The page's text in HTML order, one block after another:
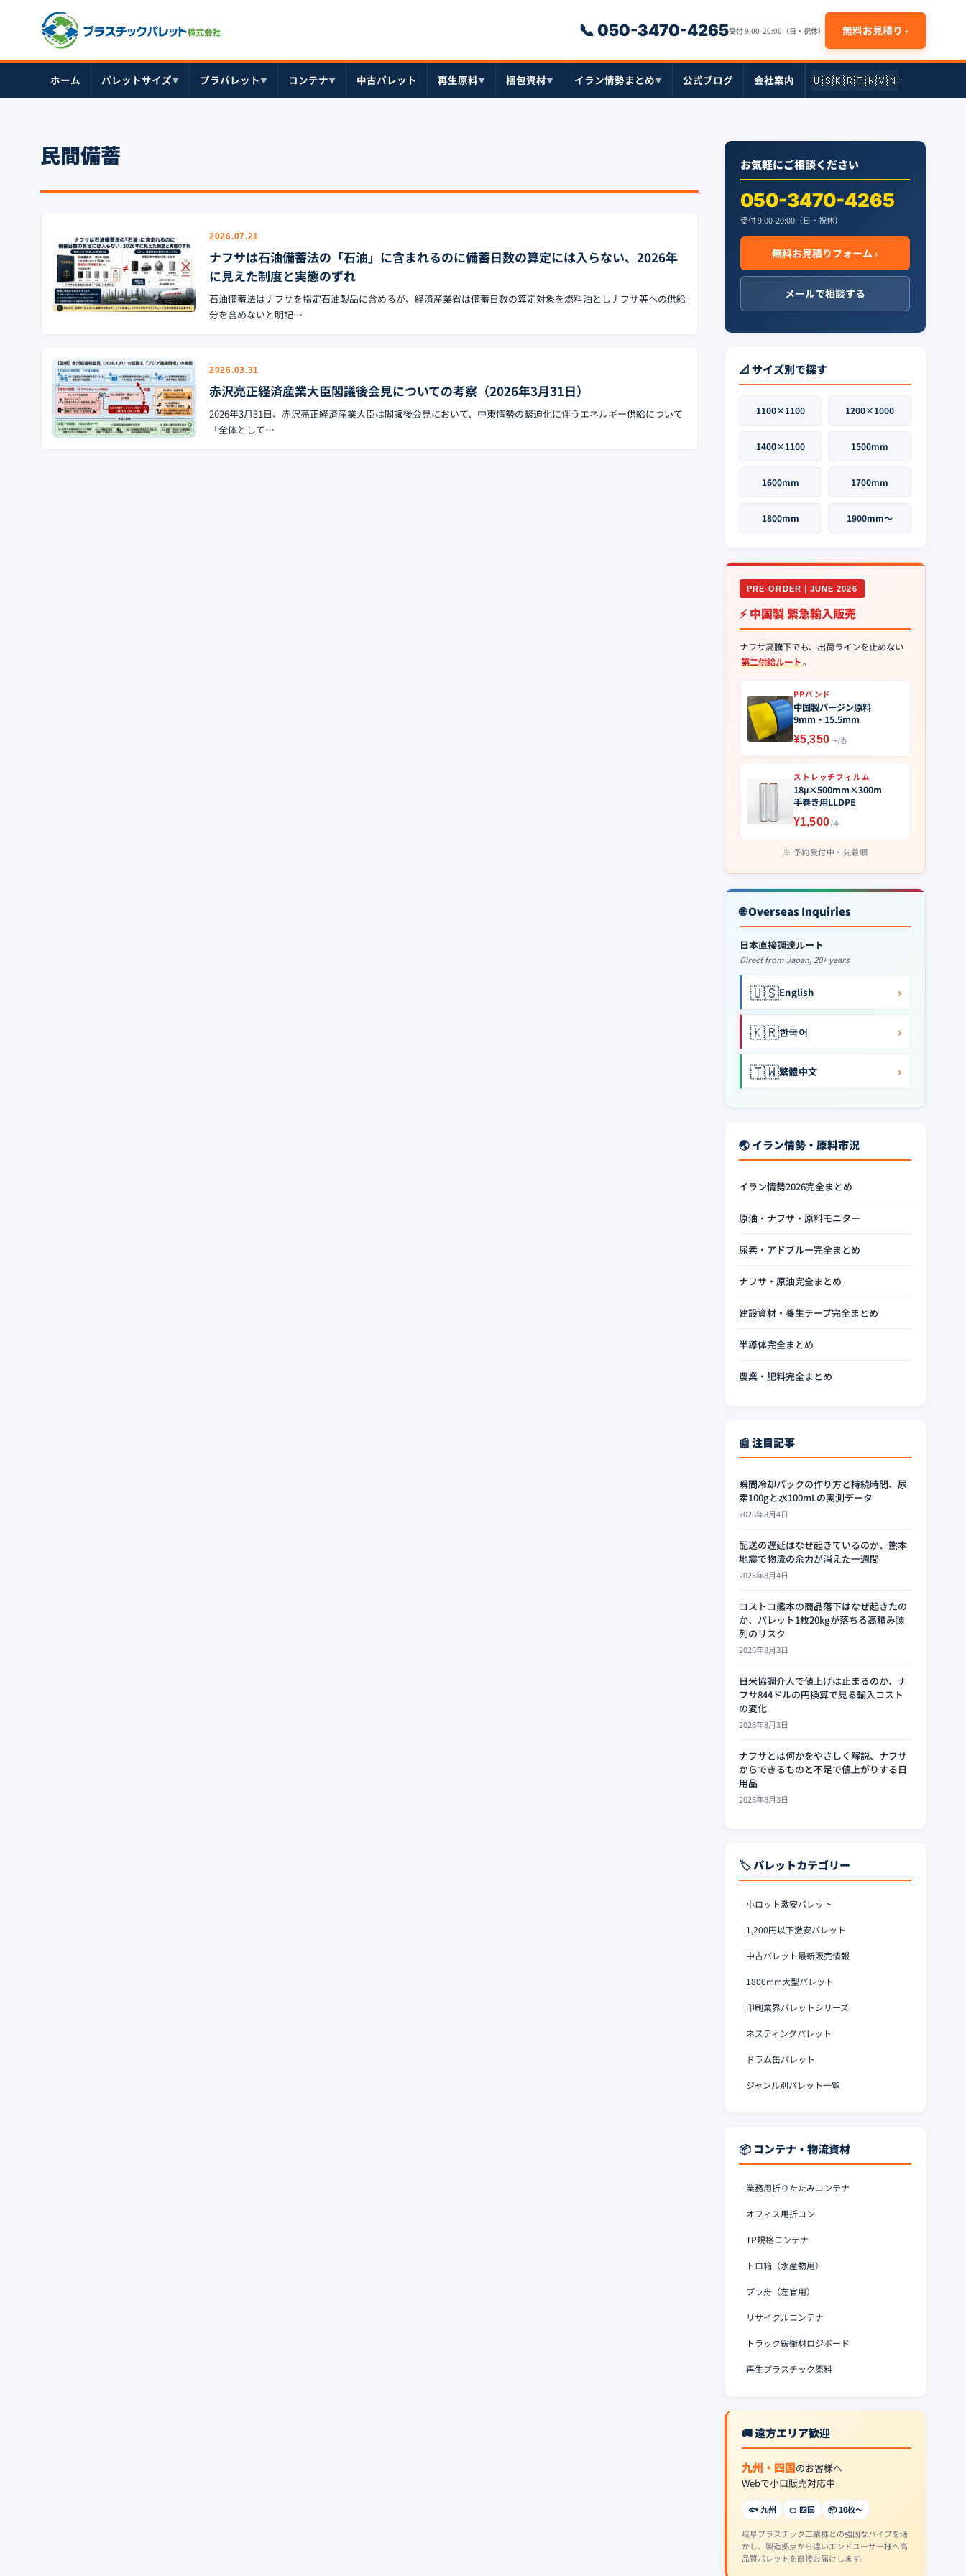
📞 050-3470-4265受付 9:00-20:00（日・祝休） 無料お見積り ›
ホーム パレットサイズ▼ プラパレット▼ コンテナ▼ 中古パレット 再生原料▼ 梱包資材▼ イラン情勢まとめ▼ 公式ブログ 会社案内 🇺🇸🇰🇷🇹🇼🇻🇳
民間備蓄
2026.07.21
ナフサは石油備蓄法の「石油」に含まれるのに備蓄日数の算定には入らない、2026年
に見えた制度と実態のずれ
石油備蓄法はナフサを指定石油製品に含めるが、経済産業省は備蓄日数の算定対象を燃料油としナフサ等への供給
分を含めないと明記…
2026.03.31
赤沢亮正経済産業大臣閣議後会見についての考察（2026年3月31日）
2026年3月31日、赤沢亮正経済産業大臣は閣議後会見において、中東情勢の緊迫化に伴うエネルギー供給について
「全体として…
お気軽にご相談ください
050-3470-4265
受付 9:00-20:00（日・祝休）
無料お見積りフォーム ›
メールで相談する
📐 サイズ別で探す
1100×1100 1200×1000
1400×1100 1500mm
1600mm 1700mm
1800mm 1900mm〜
PRE-ORDER｜JUNE 2026
⚡ 中国製 緊急輸入販売
ナフサ高騰下でも、出荷ラインを止めない
第二供給ルート。
PPバンド
中国製バージン原料
9mm・15.5mm
¥5,350〜/巻
ストレッチフィルム
18μ×500mm×300m
手巻き用LLDPE
¥1,500/本
予約受付中・先着順
🌐 Overseas Inquiries
日本直接調達ルート
Direct from Japan, 20+ years
🇺🇸English ›
🇰🇷한국어 ›
🇹🇼繁體中文 ›
🌏 イラン情勢・原料市況
イラン情勢2026完全まとめ
原油・ナフサ・原料モニター
尿素・アドブルー完全まとめ
ナフサ・原油完全まとめ
建設資材・養生テープ完全まとめ
半導体完全まとめ
農業・肥料完全まとめ
📰 注目記事
瞬間冷却パックの作り方と持続時間、尿
素100gと水100mLの実測データ
2026年8月4日
配送の遅延はなぜ起きているのか、熊本
地震で物流の余力が消えた一週間
2026年8月4日
コストコ熊本の商品落下はなぜ起きたの
か、パレット1枚20kgが落ちる高積み陳
列のリスク
2026年8月3日
日米協調介入で値上げは止まるのか、ナ
フサ844ドルの円換算で見る輸入コスト
の変化
2026年8月3日
ナフサとは何かをやさしく解説、ナフサ
からできるものと不足で値上がりする日
用品
2026年8月3日
🏷️ パレットカテゴリー
小ロット激安パレット
1,200円以下激安パレット
中古パレット最新販売情報
1800mm大型パレット
印刷業界パレットシリーズ
ネスティングパレット
ドラム缶パレット
ジャンル別パレット一覧
📦 コンテナ・物流資材
業務用折りたたみコンテナ
オフィス用折コン
TP規格コンテナ
トロ箱（水産物用）
プラ舟（左官用）
リサイクルコンテナ
トラック緩衝材ロジボード
再生プラスチック原料
🚚 遠方エリア歓迎
九州・四国のお客様へ
Webで小口販売対応中
🐟 九州 🍊 四国 📦 10枚〜
岐阜プラスチック工業様との強固なパイプを活
かし、製造拠点から遠いエンドユーザー様へ高
品質パレットを直接お届けします。